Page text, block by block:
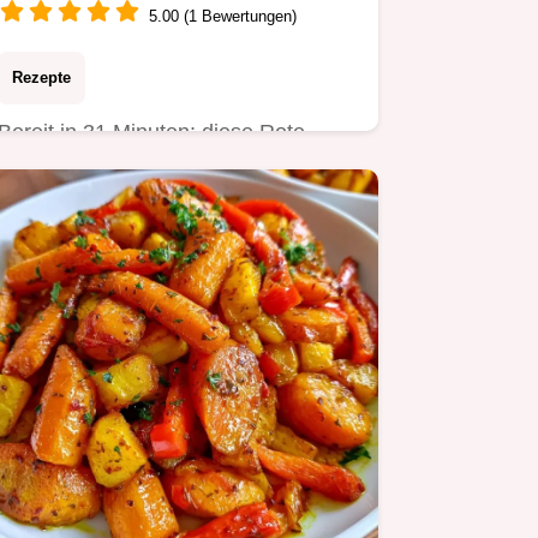
5.00 (1 Bewertungen)
Rezepte
in 31 Minuten: diese Rote
sättigt lange. Erfahren
warum die Linsen hier…